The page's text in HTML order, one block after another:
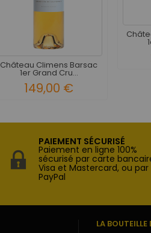
Château Climens Barsac
1er Grand Cru...
149,00 €
PAIEMENT SÉCURISÉ
Paiement en ligne 100%
sécurisé par carte
Visa et Mastercard, ou par
PayPal
LA BOUTEILLE